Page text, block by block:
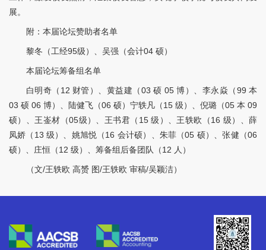
展。
附：本届论坛赞助者名单
黎冬（工经95级）、吴强（会计04 硕）
本届论坛筹备组名单
白明奇（12 财管）、黄益建（03 硕 05 博）、李永焱（99 本
03 硕 06 博）、陆健飞（06 硕）宁轶凡（15 级）、倪璐（05 本 09
硕）、王崟材（05级）、王书君（15 级）、王轶欧（16 级）、薛
凤娇（13 级）、姚旭悦（16 会计硕）、朱菲（05 硕）、张健（06
硕）、庄恒（12 级）、筹备组后备团队（12 人）
（文/王轶欧 高赟 图/王轶欧 审稿/吴颖洁）